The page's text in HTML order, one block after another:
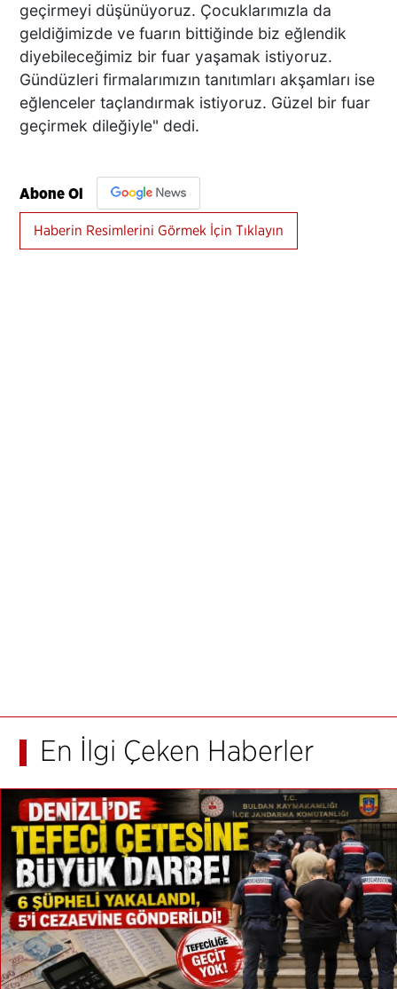
geçirmeyi düşünüyoruz. Çocuklarımızla da
geldiğimizde ve fuarın bittiğinde biz eğlendik
diyebileceğimiz bir fuar yaşamak istiyoruz.
Gündüzleri firmalarımızın tanıtımları akşamları ise
eğlenceler taçlandırmak istiyoruz. Güzel bir fuar
geçirmek dileğiyle" dedi.
Abone Ol
Haberin Resimlerini Görmek İçin Tıklayın
En İlgi Çeken Haberler